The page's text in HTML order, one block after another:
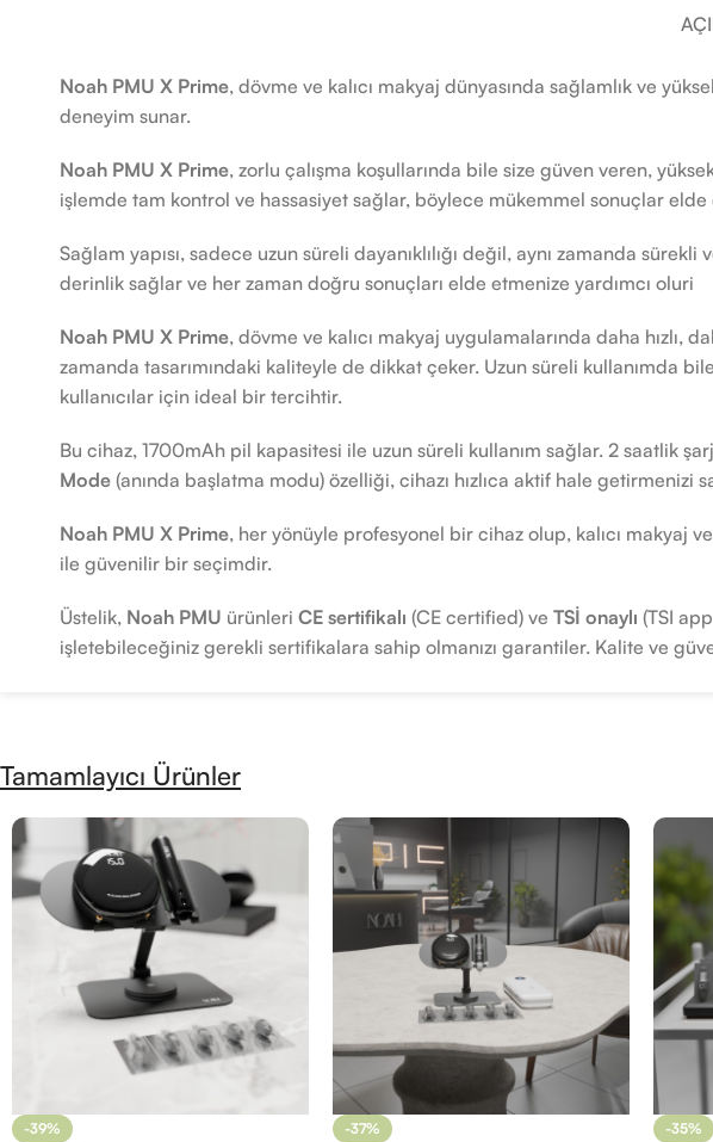
Noah PMU X Prime, dövme ve kalıcı makyaj dünyasında sağlamlık ve
deneyim sunar.
Noah PMU X Prime, zorlu çalışma koşullarında bile size güven veren,
işlemde tam kontrol ve hassasiyet sağlar, böylece mükemmel sonuçlar elde
Sağlam yapısı, sadece uzun süreli dayanıklılığı değil, aynı zamanda
derinlik sağlar ve her zaman doğru sonuçları elde etmenize yardımcı oluri
Noah PMU X Prime, dövme ve kalıcı makyaj uygulamalarında daha
zamanda tasarımındaki kaliteyle de dikkat çeker. Uzun süreli kullanımda
kullanıcılar için ideal bir tercihtir.
Bu cihaz, 1700mAh pil kapasitesi ile uzun süreli kullanım sağlar. 2 saatlik
Mode (anında başlatma modu) özelliği, cihazı hızlıca aktif hale getirmenizi
Noah PMU X Prime, her yönüyle profesyonel bir cihaz olup, kalıcı makyaj
ile güvenilir bir seçimdir.
Üstelik, Noah PMU ürünleri CE sertifikalı (CE certified) ve TSİ onaylı (TSI
işletebileceğiniz gerekli sertifikalara sahip olmanızı garantiler. Kalite ve
Tamamlayıcı Ürünler
-39%
-37%
-35%